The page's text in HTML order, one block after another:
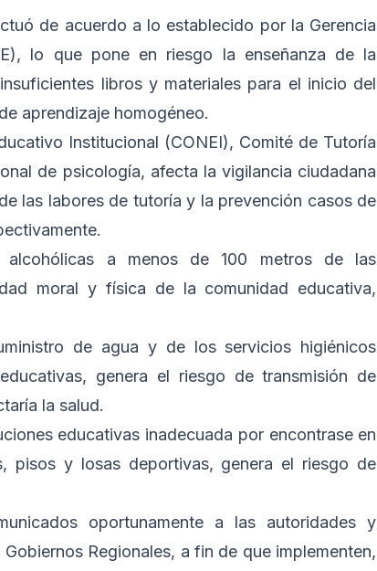
de acuerdo a lo establecido por la Gerencia
lo que pone en riesgo la enseñanza de la
libros y materiales para el inicio del
aprendizaje homogéneo.
Institucional (CONEI), Comité de Tutoría
de psicología, afecta la vigilancia ciudadana
las labores de tutoría y la prevención casos de
alcohólicas a menos de 100 metros de las
moral y física de la comunidad educativa,
de agua y de los servicios higiénicos
genera el riesgo de transmisión de
la salud.
educativas inadecuada por encontrase en
pisos y losas deportivas, genera el riesgo de
oportunamente a las autoridades y
Regionales, a fin de que implementen,